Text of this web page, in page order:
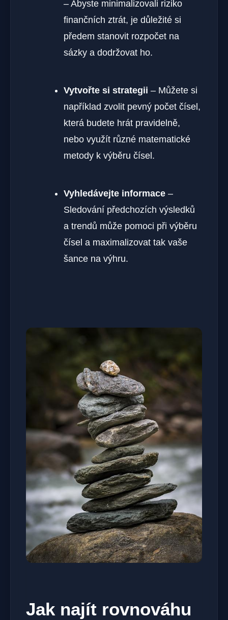
– Abyste minimalizovali riziko
finančních ztrát, je důležité si
předem stanovit rozpočet na
sázky a dodržovat ho.
Vytvořte si strategii – Můžete si
například zvolit pevný počet čísel,
která budete hrát pravidelně,
nebo využít různé matematické
metody k výběru čísel.
Vyhledávejte informace –
Sledování předchozích výsledků
a trendů může pomoci při výběru
čísel a maximalizovat tak vaše
šance na výhru.
Jak najít rovnováhu